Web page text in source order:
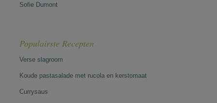
Sofie Dumont
Populairste Recepten
Verse slagroom
Koude pastasalade met rucola en kerstomaat
Currysaus